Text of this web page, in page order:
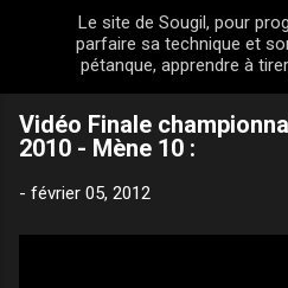
Le site de Sougil, pour
parfaire sa technique et
pétanque, apprendre à
Vidéo Finale
2010 - Mène 10 :
- février 05, 2012